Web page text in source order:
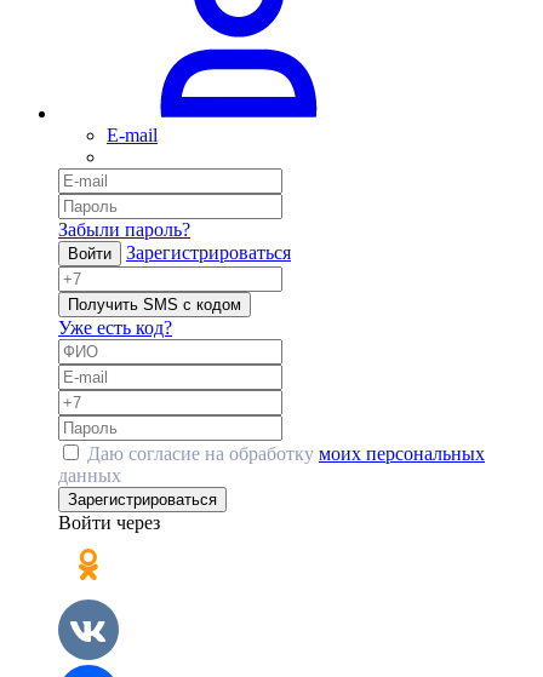
E-mail
Забыли пароль?
Войти Зарегистрироваться
Получить SMS с кодом
Уже есть код?
Даю согласие на обработку моих персональных
данных
Зарегистрироваться
Войти через